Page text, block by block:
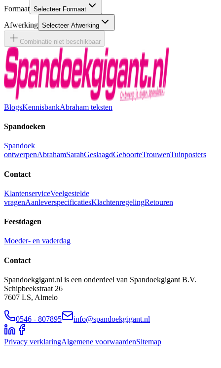
Formaat Selecteer Formaat
Afwerking Selecteer Afwerking
Combinatie niet beschikbaar
BlogsKennisbankAbraham teksten
Spandoeken
Spandoek
ontwerpenAbrahamSarahGeslaagdGeboorteTrouwenTuinposters
Contact
KlantenserviceVeelgestelde
vragenAanleverspecificatiesKlachtenregelingRetouren
Feestdagen
Moeder- en vaderdag
Contact
Spandoekgigant.nl is een onderdeel van Spandoekgigant B.V.
Schipbeekstraat 26
7607 LS, Almelo
0546 - 807895 info@spandoekgigant.nl
Privacy verklaringAlgemene voorwaardenSitemap